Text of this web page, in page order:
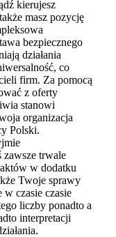
kierujesz
masz pozycję
bezpiecznego
działania
co
firm. Za pomocą
z oferty
stanowi
organizacja
Polski.
zawsze trwale
w dodatku
Twoje sprawy
w czasie czasie
liczby ponadto a
interpretacji